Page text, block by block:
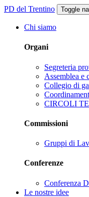
PD del Trentino Toggle
Chi siamo
Organi
Segreteria
Assemblea e
Collegio di
CIRCOLI
Commissioni
Gruppi di
Conferenze
Conferenza
Le nostre idee